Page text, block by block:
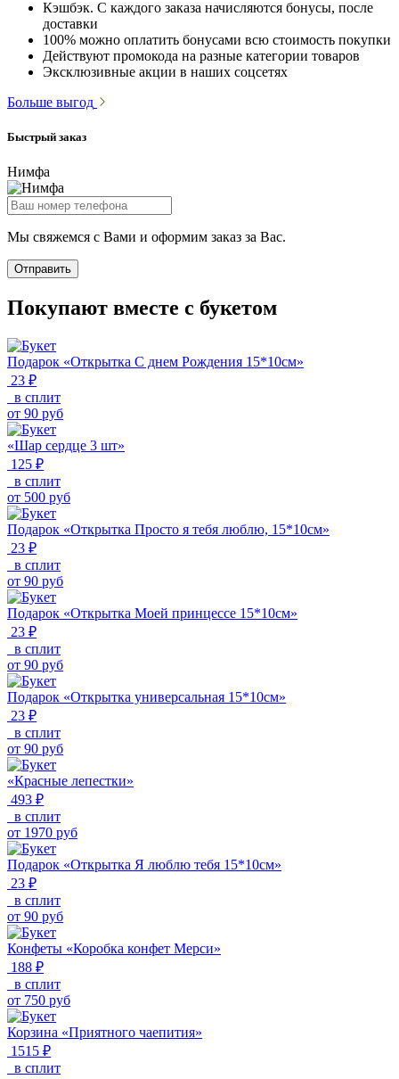
Кэшбэк. С каждого заказа начисляются бонусы, после
доставки
100% можно оплатить бонусами всю стоимость покупки
Действуют промокода на разные категории товаров
Эксклюзивные акции в наших соцсетях
Больше выгод
Быстрый заказ
Нимфа
Мы свяжемся с Вами и оформим заказ за Вас.
Отправить
Покупают вместе с букетом
Подарок «Открытка С днем Рождения 15*10см»
23 ₽
в сплит
от 90 руб
«Шар сердце 3 шт»
125 ₽
в сплит
от 500 руб
Подарок «Открытка Просто я тебя люблю, 15*10см»
23 ₽
в сплит
от 90 руб
Подарок «Открытка Моей принцессе 15*10см»
23 ₽
в сплит
от 90 руб
Подарок «Открытка универсальная 15*10см»
23 ₽
в сплит
от 90 руб
«Красные лепестки»
493 ₽
в сплит
от 1970 руб
Подарок «Открытка Я люблю тебя 15*10см»
23 ₽
в сплит
от 90 руб
Конфеты «Коробка конфет Мерси»
188 ₽
в сплит
от 750 руб
Корзина «Приятного чаепития»
1515 ₽
в сплит